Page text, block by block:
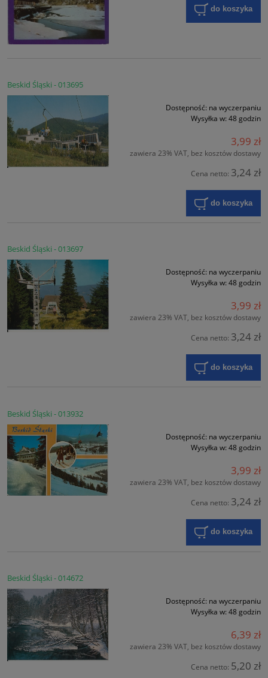
do koszyka
Beskid Śląski - 013695
Dostępność: na wyczerpaniu
Wysyłka w: 48 godzin
3,99 zł
zawiera 23% VAT, bez kosztów dostawy
Cena netto: 3,24 zł
do koszyka
Beskid Śląski - 013697
Dostępność: na wyczerpaniu
Wysyłka w: 48 godzin
3,99 zł
zawiera 23% VAT, bez kosztów dostawy
Cena netto: 3,24 zł
do koszyka
Beskid Śląski - 013932
Dostępność: na wyczerpaniu
Wysyłka w: 48 godzin
3,99 zł
zawiera 23% VAT, bez kosztów dostawy
Cena netto: 3,24 zł
do koszyka
Beskid Śląski - 014672
Dostępność: na wyczerpaniu
Wysyłka w: 48 godzin
6,39 zł
zawiera 23% VAT, bez kosztów dostawy
Cena netto: 5,20 zł